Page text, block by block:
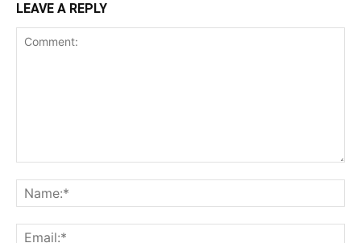
LEAVE A REPLY